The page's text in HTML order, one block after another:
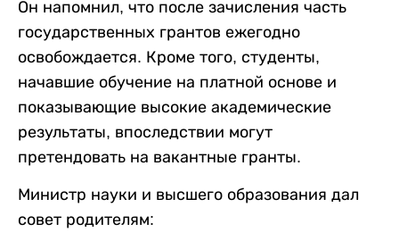
Он напомнил, что после зачисления часть
государственных грантов ежегодно
освобождается. Кроме того, студенты,
начавшие обучение на платной основе и
показывающие высокие академические
результаты, впоследствии могут
претендовать на вакантные гранты.
Министр науки и высшего образования дал
совет родителям: